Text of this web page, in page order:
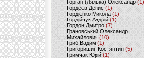
Горган (Лялька) Олександр(1)
Гордеєв Денис (1)
Гордієнко Микола (1)
Гордійчук Андрій (1)
Гордон Дмитро (7)
Грановський Олександр
Михайлович (10)
Гриб Вадим (1)
Григоришин Костянтин (5)
Гримчак Юрій(1)